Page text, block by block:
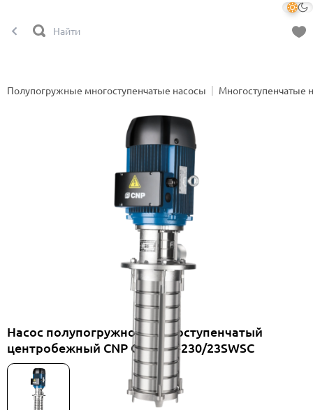
Полупогружные многоступенчатые насосы Многоступенчатые
Насос полупогружной многоступенчатый
центробежный CNP CDLKF2-230/23SWSC